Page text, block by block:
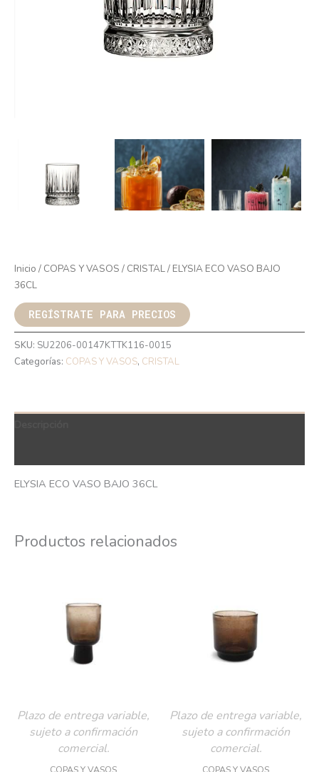
Inicio / COPAS Y VASOS / CRISTAL/ ELYSIA ECO VASO BAJO
36CL
REGÍSTRATE PARA PRECIOS
SKU: SU2206-00147KTTK116-0015
Categorías: COPAS Y VASOS, CRISTAL
ELYSIA ECO VASO BAJO 36CL
Productos relacionados
Plazo de entrega variable,
sujeto a confirmación
comercial.
Plazo de entrega variable,
sujeto a confirmación
comercial.